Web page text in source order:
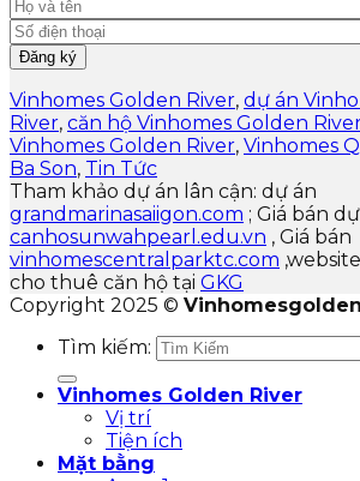
Vinhomes Golden River, dự án
River, căn hộ Vinhomes Golden
Vinhomes Golden River, Vinhomes
Ba Son, Tin Tức
Tham khảo dự án lân cận: dự án
grandmarinasaiigon.com ; Giá bán
canhosunwahpearl.edu.vn , Giá bán
vinhomescentralparktc.com
cho thuê căn hộ tại GKG
Copyright 2025 ©
Tìm kiếm:
Vinhomes Golden River
Vị trí
Tiện ích
Mặt bằng